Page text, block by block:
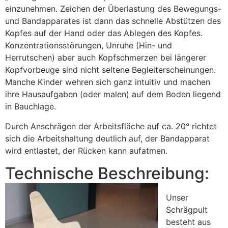
einzunehmen. Zeichen der Überlastung des Bewegungs-
und Bandapparates ist dann das schnelle Abstützen des
Kopfes auf der Hand oder das Ablegen des Kopfes.
Konzentrationsstörungen, Unruhe (Hin- und
Herrutschen) aber auch Kopfschmerzen bei längerer
Kopfvorbeuge sind nicht seltene Begleiterscheinungen.
Manche Kinder wehren sich ganz intuitiv und machen
ihre Hausaufgaben (oder malen) auf dem Boden liegend
in Bauchlage.
Durch Anschrägen der Arbeitsfläche auf ca. 20° richtet
sich die Arbeitshaltung deutlich auf, der Bandapparat
wird entlastet, der Rücken kann aufatmen.
Technische Beschreibung:
Unser
Schrägpult
besteht aus